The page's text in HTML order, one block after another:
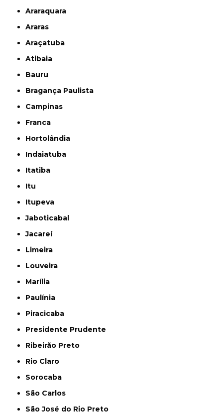
Araraquara
Araras
Araçatuba
Atibaia
Bauru
Bragança Paulista
Campinas
Franca
Hortolândia
Indaiatuba
Itatiba
Itu
Itupeva
Jaboticabal
Jacareí
Limeira
Louveira
Marília
Paulínia
Piracicaba
Presidente Prudente
Ribeirão Preto
Rio Claro
Sorocaba
São Carlos
São José do Rio Preto